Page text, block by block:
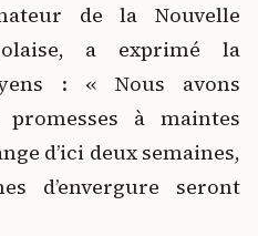
de la Nouvelle
a exprimé la
: « Nous avons
à maintes
d’ici deux semaines,
d’envergure seront